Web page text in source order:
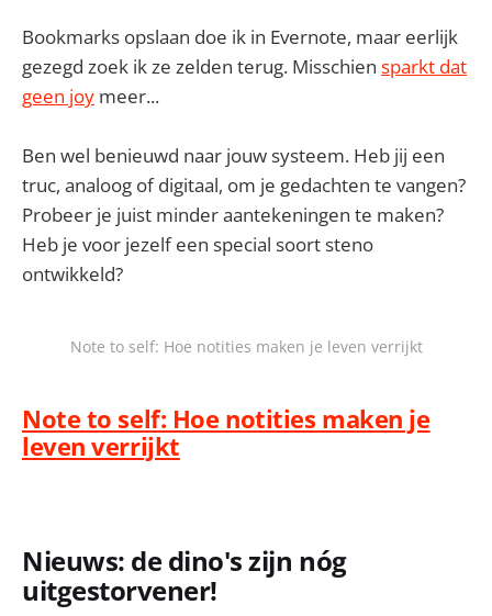
Bookmarks opslaan doe ik in Evernote, maar eerlijk
gezegd zoek ik ze zelden terug. Misschien sparkt dat
geen joy meer...
Ben wel benieuwd naar jouw systeem. Heb jij een
truc, analoog of digitaal, om je gedachten te vangen?
Probeer je juist minder aantekeningen te maken?
Heb je voor jezelf een special soort steno
ontwikkeld?
Note to self: Hoe notities maken je leven verrijkt
Note to self: Hoe notities maken je
leven verrijkt
Nieuws: de dino's zijn nóg
uitgestorvener!